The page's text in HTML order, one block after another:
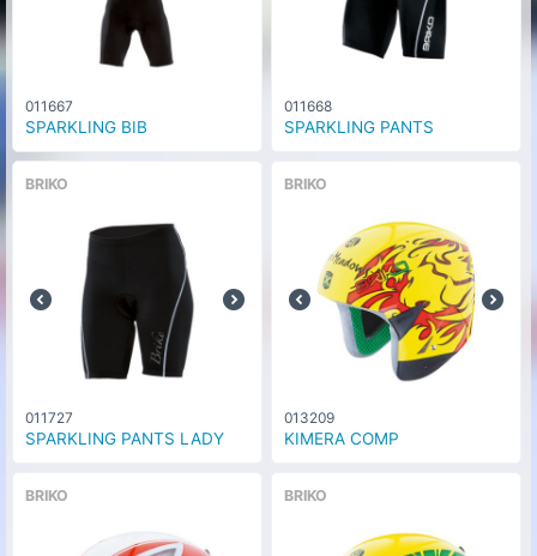
011667
SPARKLING BIB
011668
SPARKLING PANTS
BRIKO
011727
SPARKLING PANTS LADY
BRIKO
013209
KIMERA COMP
BRIKO BRIKO